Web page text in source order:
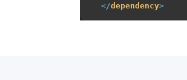
</dependency>